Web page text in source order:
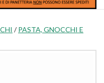
/PASTA, GNOCCHI E